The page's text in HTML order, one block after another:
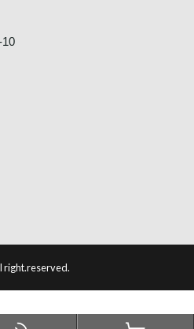
right.reserved.